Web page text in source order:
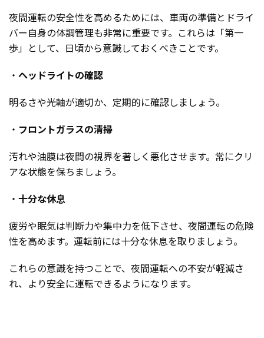
夜間運転の安全性を高めるためには、車両の準備とドライ
バー自身の体調管理も非常に重要です。これらは「第一
歩」として、日頃から意識しておくべきことです。
・ ヘッドライトの確認
明るさや光軸が適切か、定期的に確認しましょう。
・ フロントガラスの清掃
汚れや油膜は夜間の視界を著しく悪化させます。常にクリ
アな状態を保ちましょう。
・ 十分な休息
疲労や眠気は判断力や集中力を低下させ、夜間運転の危険
性を高めます。運転前には十分な休息を取りましょう。
これらの意識を持つことで、夜間運転への不安が軽減さ
れ、より安全に運転できるようになります。